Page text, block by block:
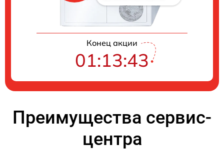
Конец акции
01:13:42
Преимущества сервис-
центра